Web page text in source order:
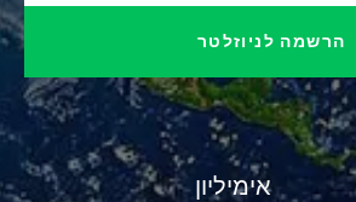
הרשמה לניוזלטר
אימיליון